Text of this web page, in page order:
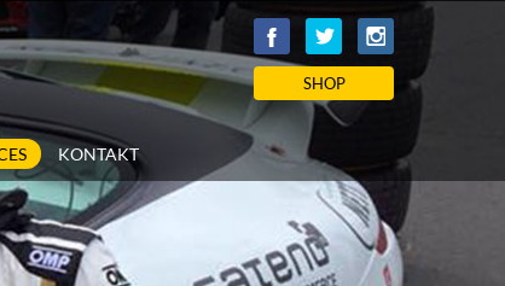
SHOP
KONTAKT